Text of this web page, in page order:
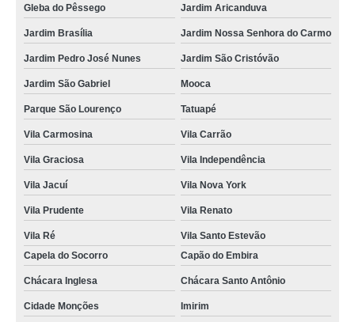
Gleba do Pêssego Jardim Aricanduva
Jardim Brasília Jardim Nossa Senhora do Carmo
Jardim Pedro José Nunes Jardim São Cristóvão
Jardim São Gabriel Mooca
Parque São Lourenço Tatuapé
Vila Carmosina Vila Carrão
Vila Graciosa Vila Independência
Vila Jacuí Vila Nova York
Vila Prudente Vila Renato
Vila Ré
Vila Santo Estevão
Capela do Socorro
Capão do Embira
Chácara Inglesa Chácara Santo Antônio
Cidade Monções Imirim